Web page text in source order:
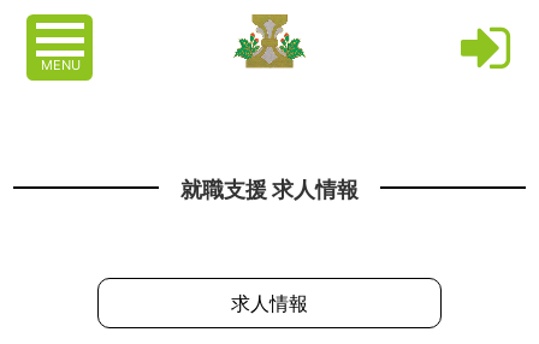
MENU
就職支援 求人情報
求人情報